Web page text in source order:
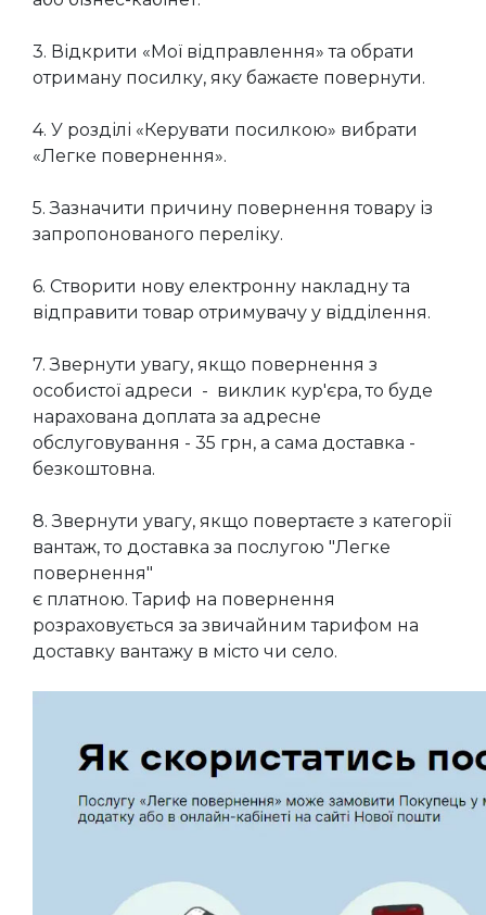
3. Відкрити «Мої відправлення» та обрати
отриману посилку, яку бажаєте повернути.
4. У розділі «Керувати посилкою» вибрати
«Легке повернення».
5. Зазначити причину повернення товару із
запропонованого переліку.
6. Створити нову електронну накладну та
відправити товар отримувачу у відділення.
7. Звернути увагу, якщо повернення з
особистої адреси - виклик кур'єра, то буде
нарахована доплата за адресне
обслуговування - 35 грн, а сама доставка -
безкоштовна.
8. Звернути увагу, якщо повертаєте з категорії
вантаж, то доставка за послугою "Легке
повернення"
є платною. Тариф на повернення
розраховується за звичайним тарифом на
доставку вантажу в місто чи село.